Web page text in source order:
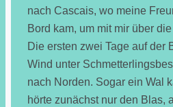
nach Cascais, wo meine
Bord kam, um mit mir über
Die ersten zwei Tage auf der
Wind unter
nach Norden. Sogar ein Wal
hörte zunächst nur den Blas,